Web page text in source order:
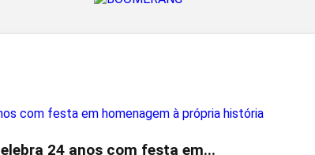
24 anos com festa em...